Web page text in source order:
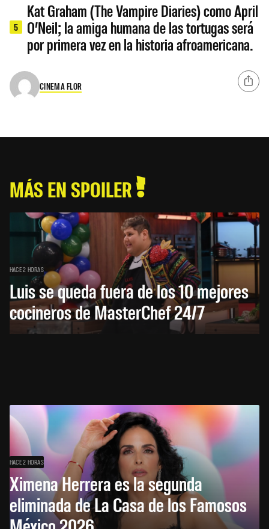
5
Kat Graham (The Vampire Diaries) como April
O’Neil; la amiga humana de las tortugas será
por primera vez en la historia afroamericana.
CINEMA FLOR
MÁS EN SPOILER
HACE 2 HORAS
Luis se queda fuera de los 10 mejores
cocineros de MasterChef 24/7
HACE 2 HORAS
Ximena Herrera es la segunda
eliminada de La Casa de los Famosos